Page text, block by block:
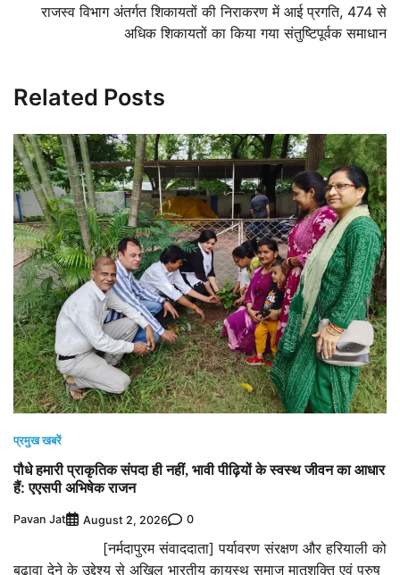
राजस्व विभाग अंतर्गत शिकायतों की निराकरण में आई प्रगति, 474 से
अधिक शिकायतों का किया गया संतुष्टिपूर्वक समाधान
Related Posts
प्रमुख खबरें
पौधे हमारी प्राकृतिक संपदा ही नहीं, भावी पीढ़ियों के स्वस्थ जीवन का आधार
हैं: एएसपी अभिषेक राजन
Pavan Jat August 2, 2026 0
[नर्मदापुरम संवाददाता] पर्यावरण संरक्षण और हरियाली को
बढ़ावा देने के उद्देश्य से अखिल भारतीय कायस्थ समाज मातृशक्ति एवं पुरुष